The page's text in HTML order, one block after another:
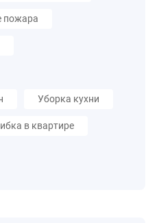
пожара
Уборка кухни
в квартире